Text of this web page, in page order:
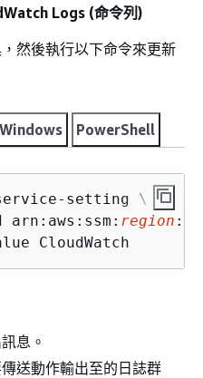
Logs (命令列)
然後執行以下命令來更新
Windows PowerShell
service-setting \
arn:aws:ssm:
region :
CloudWatch
息。
送動作輸出至的日誌群